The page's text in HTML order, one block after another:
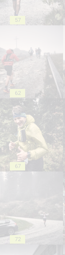
57
62
67
72